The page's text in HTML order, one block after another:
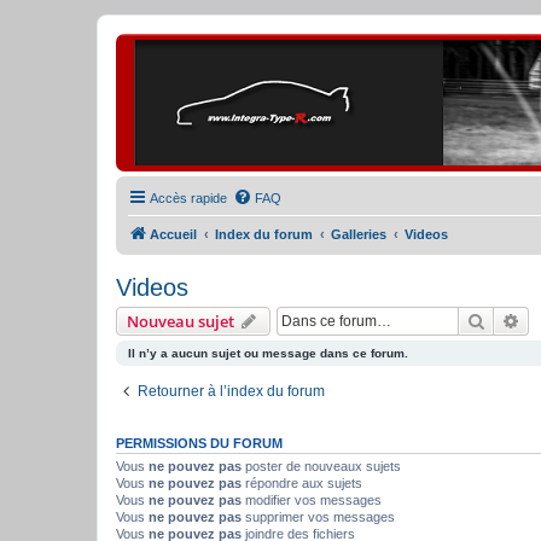
Accès rapide FAQ
Accueil Index du forum Galleries Videos
Videos
Nouveau sujet
Il n’y a aucun sujet ou message dans ce forum.
Retourner à l’index du forum
PERMISSIONS DU FORUM
Vous ne pouvez pas poster de nouveaux sujets
Vous ne pouvez pas répondre aux sujets
Vous ne pouvez pas modifier vos messages
Vous ne pouvez pas supprimer vos messages
Vous ne pouvez pas joindre des fichiers